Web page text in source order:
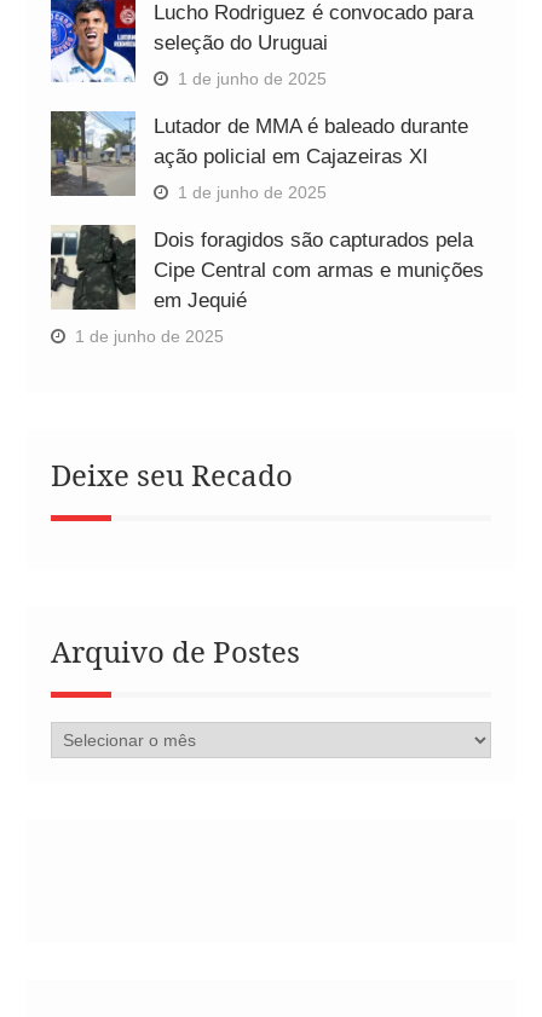
Lucho Rodriguez é convocado para
seleção do Uruguai
1 de junho de 2025
Lutador de MMA é baleado durante
ação policial em Cajazeiras XI
1 de junho de 2025
Dois foragidos são capturados pela
Cipe Central com armas e munições
em Jequié
1 de junho de 2025
Deixe seu Recado
Arquivo de Postes
Arquivo
de